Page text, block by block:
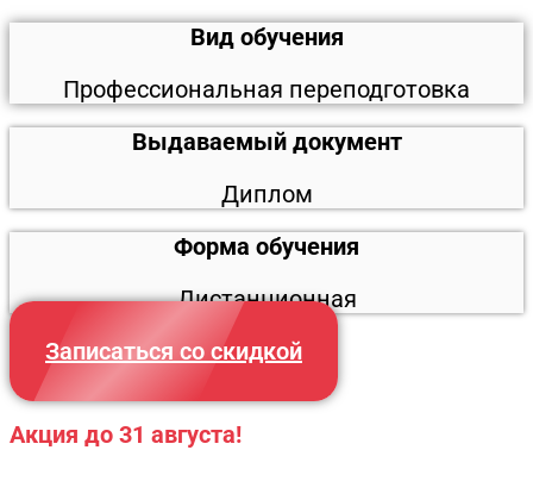
Вид обучения
Профессиональная переподготовка
Выдаваемый документ
Диплом
Форма обучения
Дистанционная
Записаться со скидкой
Акция до 31 августа!